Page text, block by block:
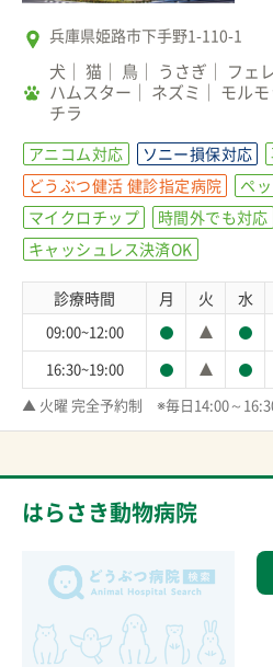
兵庫県姫路市下手野1-110-1
犬 猫 鳥 うさぎ フェ
ハムスター
ネズミ モル
チラ
アニコム対応 ソニー損保対応
どうぶつ健活 健診指定病院
ペ
マイクロチップ
時間外でも対応
キャッシュレス決済OK
診療時間 月 火 水
09:00~12:00
16:30~19:00
▲ 火曜 完全予約制　※毎日14:00～
はらさき動物病院